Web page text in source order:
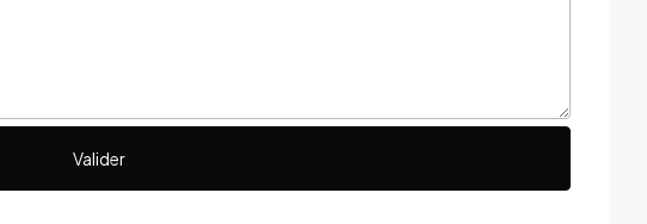
Valider